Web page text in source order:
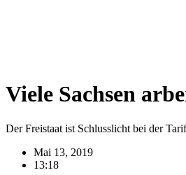
Viele Sachsen
Der Freistaat ist Schlusslicht bei der
Mai 13, 2019
13:18